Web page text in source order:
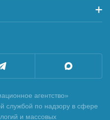
агентство»
службой по надзору в сфере
и массовых